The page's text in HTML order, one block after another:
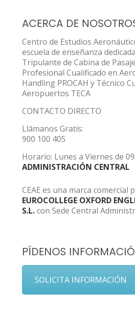
ACERCA DE
Centro de Estudios
escuela de enseñanza
Tripulante de Cabina de
Profesional Cualificado en
Handling PROCAH y Técnico
Aeropuertos TECA
CONTACTO DIRECTO
Llámanos Gratis:
900 100 405
Horario: Lunes a Viernes de
ADMINISTRACIÓN CENTRAL
CEAE es una marca comercial
EUROCOLLEGE OXFORD
S.L.con Sede Central
PÍDENOS
SOLICITA INFORMACIÓN